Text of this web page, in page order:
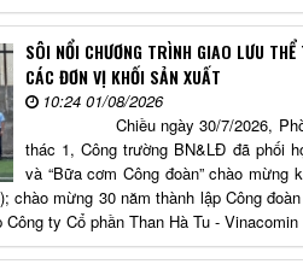
SÔI NỔI CHƯƠNG TRÌNH GIAO LƯU
CÁC ĐƠN VỊ KHỐI SẢN XUẤT
10:24 01/08/2026
Chiều ngày 30/7/2026, Phòng
thác 1, Công trường BN&LĐ đã phối
và “Bữa cơm Công đoàn” chào mừng
chào mừng 30 năm thành lập Công
ty Cổ phần Than Hà Tu -